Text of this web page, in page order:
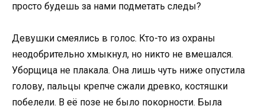
просто будешь за нами подметать следы?
Девушки смеялись в голос. Кто-то из охраны
неодобрительно хмыкнул, но никто не вмешался.
Уборщица не плакала. Она лишь чуть ниже опустила
голову, пальцы крепче сжали древко, костяшки
побелели. В её позе не было покорности. Была